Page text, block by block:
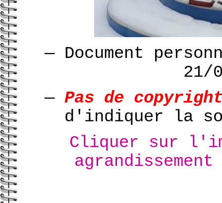
—Document
21/
— Pas de
d'indiquer la
Cliquer sur